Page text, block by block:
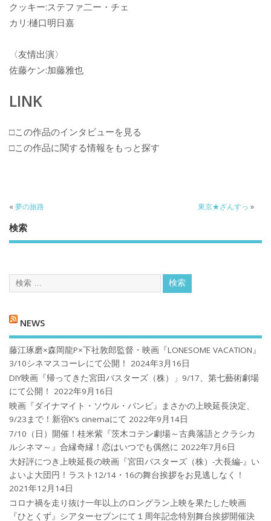
クッキー:ステファ二ー・チェ
カリ:樋口明日嘉
〈友情出演〉
佐藤ケン:加藤雅也
LINK
□この作品のインタビューを見る
□この作品に関する情報をもっと探す
« 夢の旅路 東京★ざんすっ »
検索
NEWS
藤江琢磨×森岡龍P×下社敦郎監督・映画『LONESOME VACATION』
3/10シネマスコーレにて公開！
2024年3月16日
DIY映画『帰ってきた宮田バスターズ（株）」9/17、第七藝術劇場
にて公開！
2022年9月16日
映画『ダイナマイト・ソウル・バンビ』まさかの上映延長決定、
9/23まで！新宿K’s cinemaにて 2022年9月14日
7/10（日）開催！桂米紫『茨木コテン劇場～古典落語とクラシカ
ルシネマ～』合縁奇縁！恋はいつでも偶然に 2022年7月6日
大好評につき上映延長の映画『宮田バスターズ（株）-大長編-』い
よいよ大団円！ラスト12/14・16の舞台挨拶をお見逃しなく！
2021年12月14日
コロナ禍を⾛り抜け⼀年以上のロングラン上映を果たした映画
『ひとくず』シアターセブンにて１周年記念特別舞台挨拶開催決